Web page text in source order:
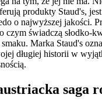
produkty Staud's,
o najwyższej jakości.
czym świadczą słodko-
Marka Staud's
długiej historii w
saga